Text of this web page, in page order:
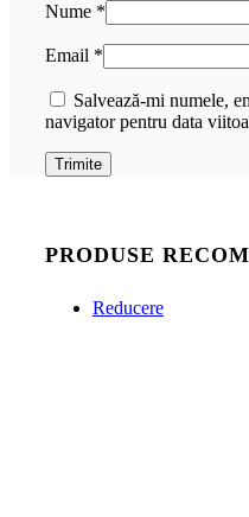
Nume *
Email *
Salvează-mi numele,
navigator pentru data
PRODUSE
Reducere